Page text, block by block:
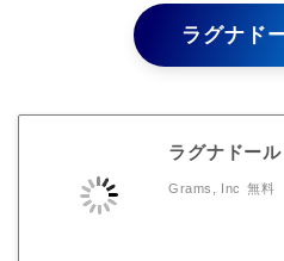
ラグナド
ラグナドール
Grams, Inc 無料